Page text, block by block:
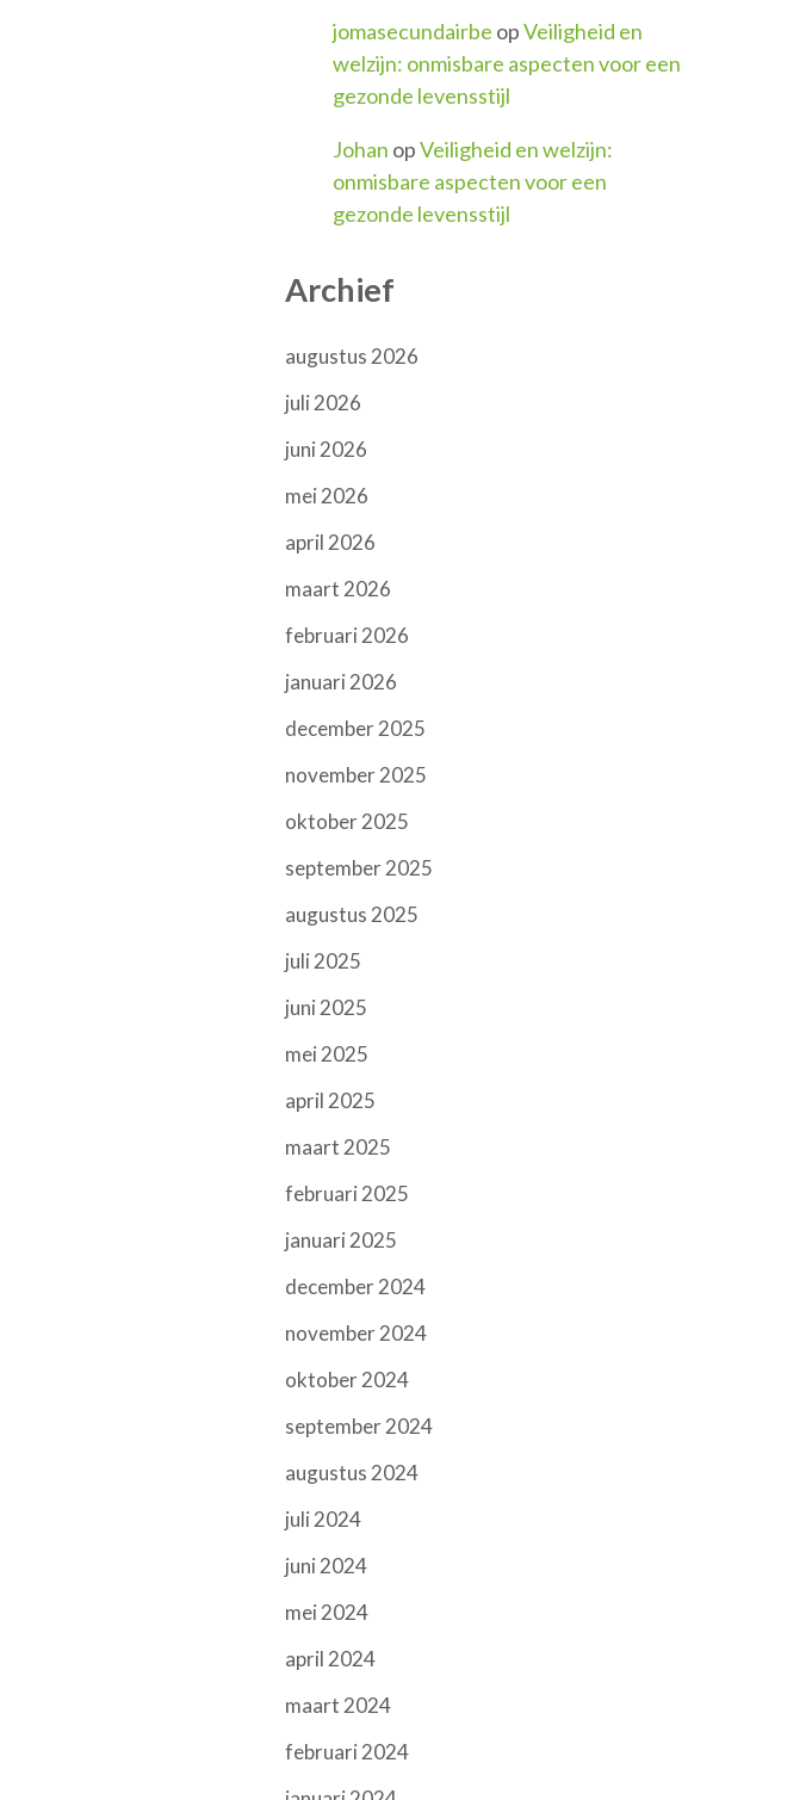
jomasecundairbe opVeiligheid en
welzijn: onmisbare aspecten voor een
gezonde levensstijl
Johan opVeiligheid en welzijn:
onmisbare aspecten voor een
gezonde levensstijl
Archief
augustus 2026
juli 2026
juni 2026
mei 2026
april 2026
maart 2026
februari 2026
januari 2026
december 2025
november 2025
oktober 2025
september 2025
augustus 2025
juli 2025
juni 2025
mei 2025
april 2025
maart 2025
februari 2025
januari 2025
december 2024
november 2024
oktober 2024
september 2024
augustus 2024
juli 2024
juni 2024
mei 2024
april 2024
maart 2024
februari 2024